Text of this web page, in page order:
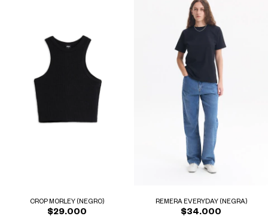
CROP MORLEY (NEGRO)
$29.000
REMERA EVERYDAY (NEGRA)
$34.000